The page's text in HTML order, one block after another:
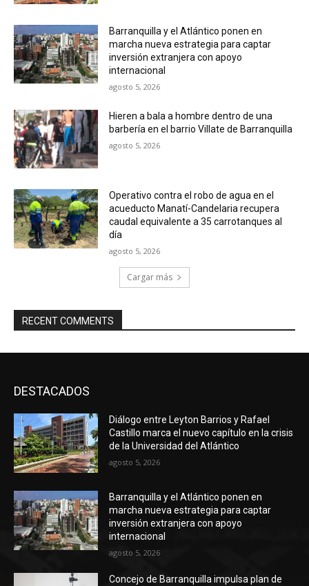
Barranquilla y el Atlántico ponen en
marcha nueva estrategia para captar
inversión extranjera con apoyo
internacional
agosto 5, 2026
Hieren a bala a hombre dentro de una
barbería en el barrio Villate de Barranquilla
agosto 5, 2026
Operativo contra el robo de agua en el
acueducto Manatí-Candelaria recupera
caudal equivalente a 35 carrotanques al
día
agosto 5, 2026
Cargar más
RECENT COMMENTS
DESTACADOS
Diálogo entre Leyton Barrios y Rafael
Castillo marca el nuevo capítulo en la crisis
de la Universidad del Atlántico
agosto 5, 2026
Barranquilla y el Atlántico ponen en
marcha nueva estrategia para captar
inversión extranjera con apoyo
internacional
agosto 5, 2026
Concejo de Barranquilla impulsa plan de